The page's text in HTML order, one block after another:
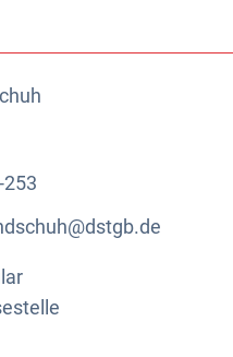
(Pressesprecher)